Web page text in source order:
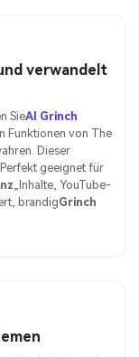
verwandelt
SieAI Grinch
Funktionen von The
Dieser
Perfekt geeignet für
„Inhalte, YouTube-
brandigGrinch